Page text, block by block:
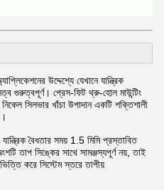
উদ্দেশ্যে যেখানে যান্ত্রিক
গুরুত্বপূর্ণ। প্রেস-ফিট থ্রু-হোল মাউন্টিং
সিলভার খাঁচা উপাদান একটি শক্তিশালী
বৈধতার সময় 1.5 মিমি প্রস্তাবিত
তাপ সিঙ্কের সাথে সামঞ্জস্যপূর্ণ নয়, তাই
করে সিস্টেম স্তরে তাপীয়